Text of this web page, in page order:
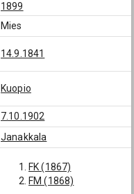
1899
Mies
14.9.1841
Kuopio
7.10.1902
Janakkala
FK (1867)
FM (1868)